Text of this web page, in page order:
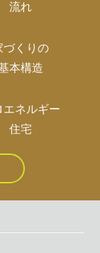
流れ
づくりの
本構造
エネルギー
住宅